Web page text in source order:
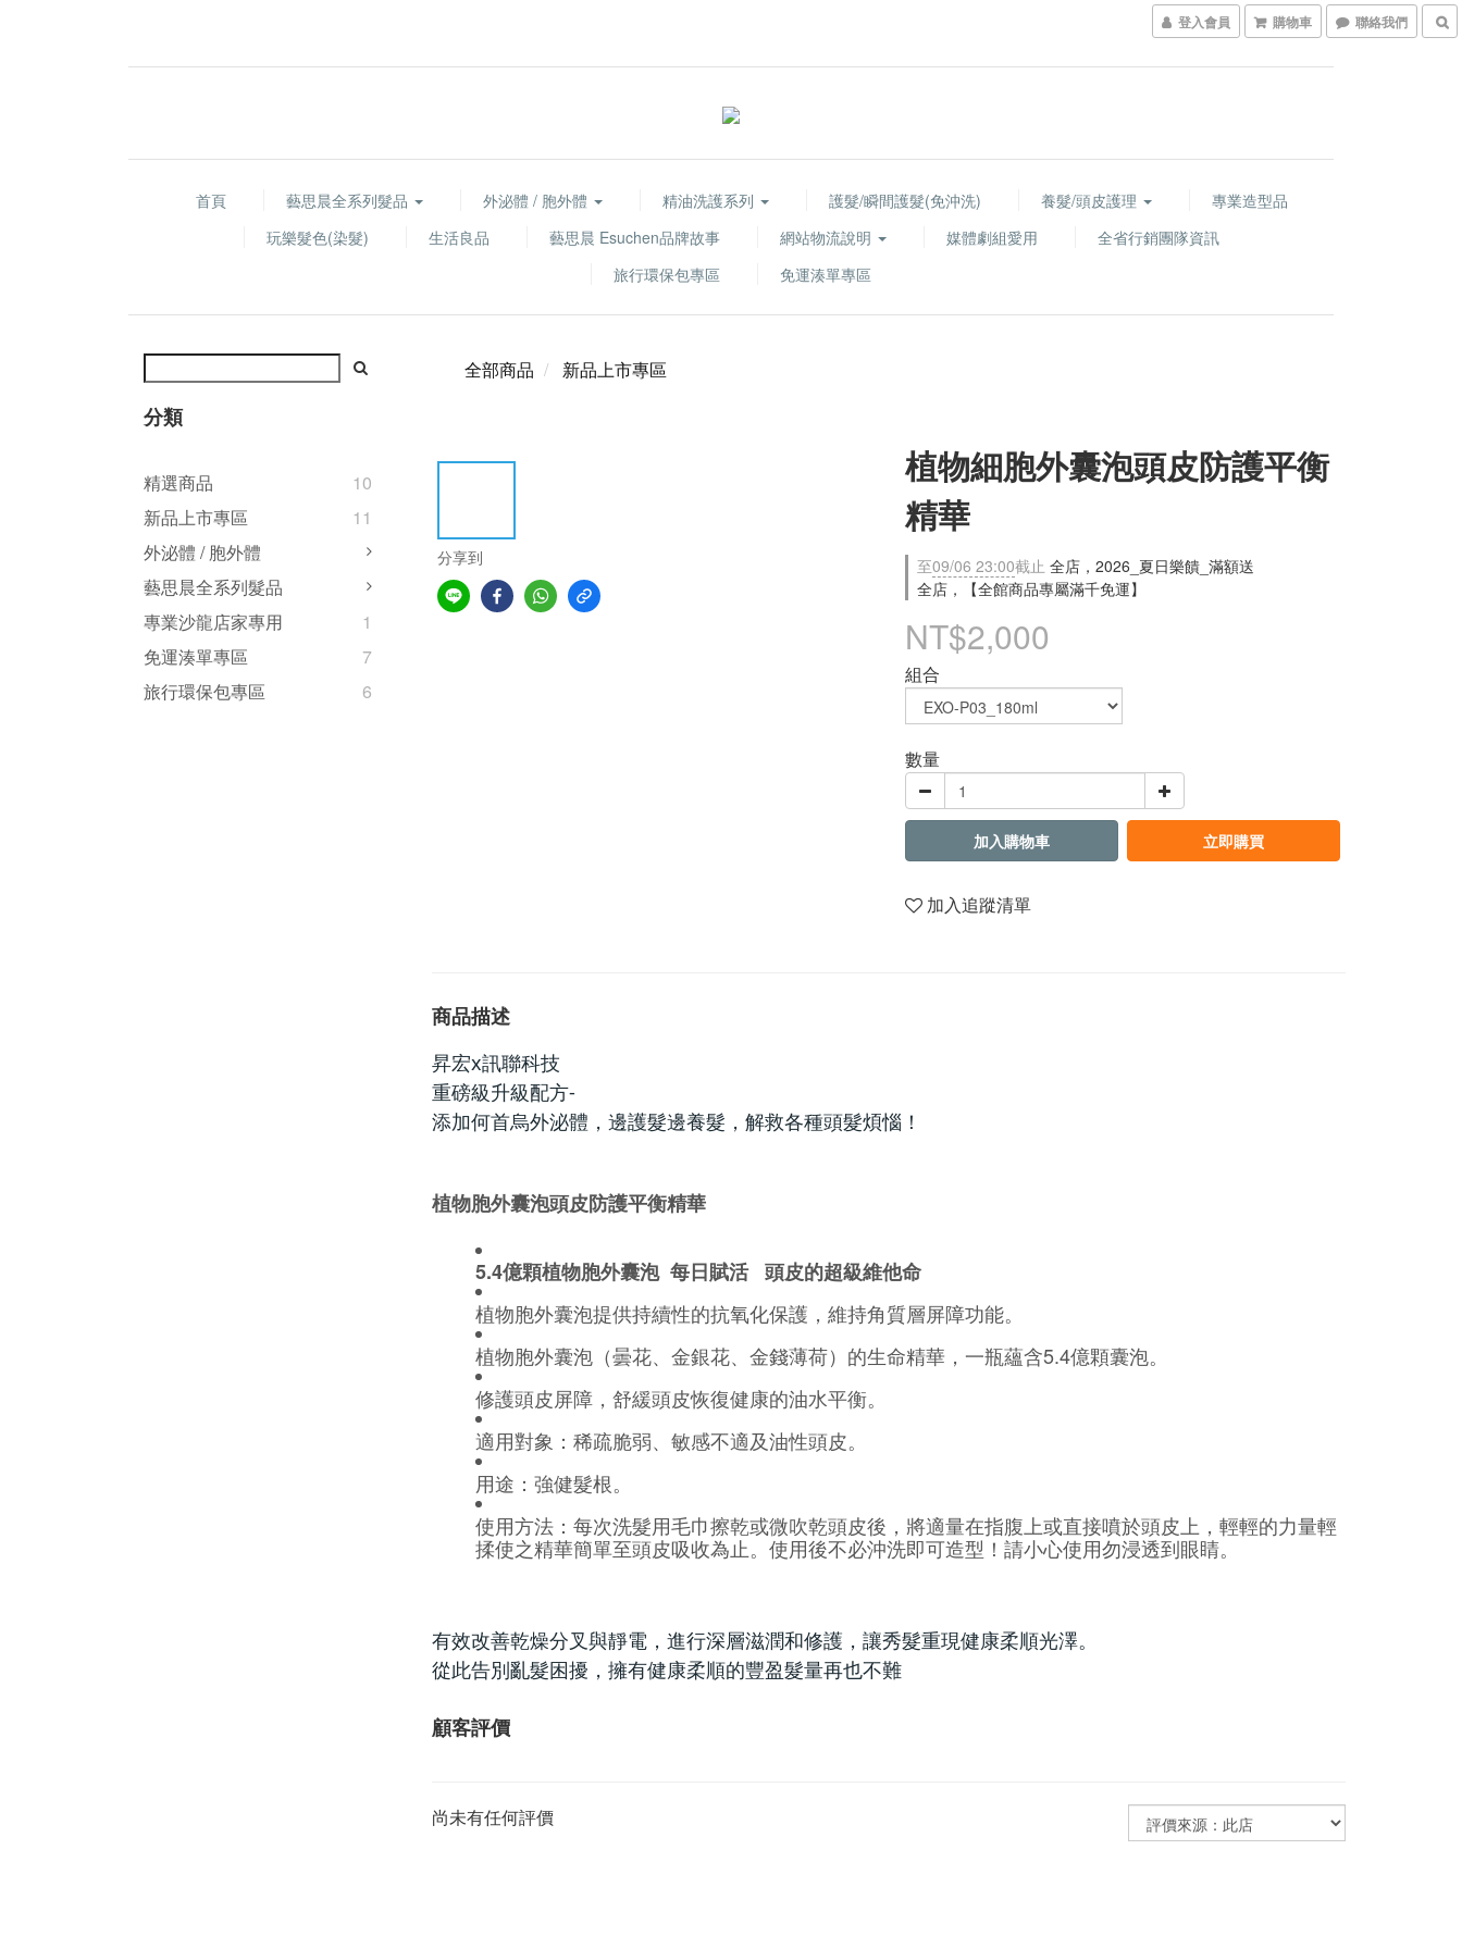
登入會員 購物車 聯絡我們
首頁 藝思晨全系列髮品 外泌體 / 胞外體 精油洗護系列 護髮/瞬間護髮(免沖洗) 養髮/頭皮護理
專業造型品
玩樂髮色(染髮)
生活良品 藝思晨 Esuchen品牌故事 網站物流說明 媒體劇組愛用
全省行銷團隊資訊
旅行環保包專區
免運湊單專區
分類
精選商品
10
新品上市專區
11
外泌體 / 胞外體
藝思晨全系列髮品
專業沙龍店家專用
1
免運湊單專區
7
旅行環保包專區
6
全部商品 新品上市專區
分享到
植物細胞外囊泡頭皮防護平衡
精華
至09/06 23:00截止 全店，2026_夏日樂饋_滿額送
全店，【全館商品專屬滿千免運】
NT$2,000
組合
數量
加入購物車 立即購買
加入追蹤清單
商品描述
昇宏x訊聯科技
重磅級升級配方-
添加何首烏外泌體，邊護髮邊養髮，解救各種頭髮煩惱！
植物胞外囊泡頭皮防護平衡精華
5.4億顆植物胞外囊泡 每日賦活 頭皮的超級維他命
植物胞外囊泡提供持續性的抗氧化保護，維持角質層屏障功能。
植物胞外囊泡（曇花、金銀花、金錢薄荷）的生命精華，一瓶蘊含5.4億顆囊泡。
修護頭皮屏障，舒緩頭皮恢復健康的油水平衡。
適用對象：稀疏脆弱、敏感不適及油性頭皮。
用途：強健髮根。
使用方法：每次洗髮用毛巾擦乾或微吹乾頭皮後，將適量在指腹上或直接噴於頭皮上，輕輕的力量輕
揉使之精華簡單至頭皮吸收為止。使用後不必沖洗即可造型！請小心使用勿浸透到眼睛。
有效改善乾燥分叉與靜電，進行深層滋潤和修護，讓秀髮重現健康柔順光澤。
從此告別亂髮困擾，擁有健康柔順的豐盈髮量再也不難
顧客評價
尚未有任何評價